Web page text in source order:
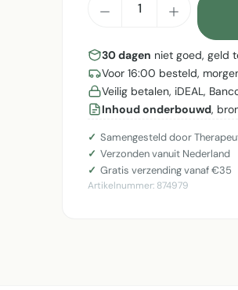
30 dagen niet goed, geld
Voor 16:00 besteld,
Veilig betalen, iDEAL,
Inhoud onderbouwd,
Samengesteld door
Verzonden vanuit Nederland
Gratis verzending vanaf €35
Artikelnummer: 874979